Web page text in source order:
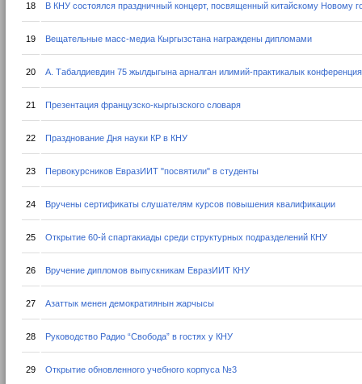
18 В КНУ состоялся праздничный концерт, посвященный китайскому Новому
19 Вещательные масс-медиа Кыргызстана награждены дипломами
20 А. Табалдиевдин 75 жылдыгына арналган илимий-практикалык
21 Презентация французско-кыргызского словаря
22 Празднование Дня науки КР в КНУ
23 Первокурсников ЕвразИИТ "посвятили" в студенты
24 Вручены сертификаты слушателям курсов повышения квалификации
25 Открытие 60-й спартакиады среди структурных подразделений КНУ
26 Вручение дипломов выпускникам ЕвразИИТ КНУ
27 Азаттык менен демократиянын жарчысы
28 Руководство Радио “Свобода” в гостях у КНУ
29 Открытие обновленного учебного корпуса №3